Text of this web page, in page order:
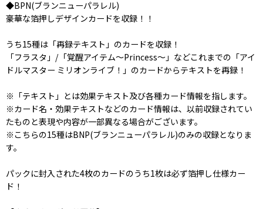
◆BPN(ブランニューパラレル)
豪華な箔押しデザインカードを収録！！
うち15種は「再録テキスト」のカードを収録！
「フラスタ」/「覚醒アイテム〜Princess〜」などこれまでの「アイ
ドルマスター ミリオンライブ！」のカードからテキストを再録！
※「テキスト」とは効果テキスト及び各種カード情報を指します。
※カード名・効果テキストなどのカード情報は、以前収録されてい
たものと表現や内容が一部異なる場合がございます。
※こちらの15種はBNP(ブランニューパラレル)のみの収録となりま
す。
パックに封入された4枚のカードのうち1枚は必ず箔押し仕様カー
ド！